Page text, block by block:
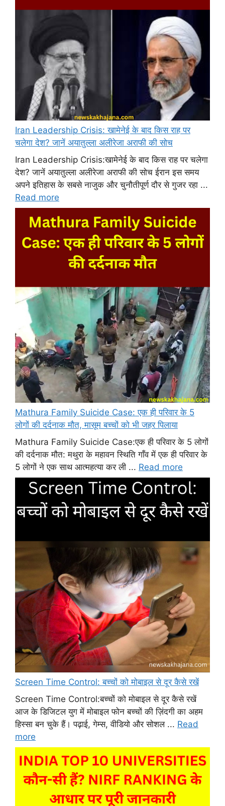
Iran Leadership Crisis: खामेनेई के बाद किस राह पर
चलेगा देश? जानें अयातुल्ला अलीरेजा अराफी की सोच
Iran Leadership Crisis:खामेनेई के बाद किस राह पर चलेगा
देश? जानें अयातुल्ला अलीरेजा अराफी की सोच ईरान इस समय
अपने इतिहास के सबसे नाजुक और चुनौतीपूर्ण दौर से गुजर रहा ...
Read more
Mathura Family Suicide Case: एक ही परिवार के 5
लोगों की दर्दनाक मौत, मासूम बच्चों को भी जहर पिलाया
Mathura Family Suicide Case:एक ही परिवार के 5 लोगों
की दर्दनाक मौत: मथुरा के महावन स्थिति गाँव में एक ही परिवार के
5 लोगों ने एक साथ आत्महत्या कर ली ... Read more
Screen Time Control: बच्चों को मोबाइल से दूर कैसे रखें
Screen Time Control:बच्चों को मोबाइल से दूर कैसे रखें
आज के डिजिटल युग में मोबाइल फोन बच्चों की ज़िंदगी का अहम
हिस्सा बन चुके हैं। पढ़ाई, गेम्स, वीडियो और सोशल ... Read
more